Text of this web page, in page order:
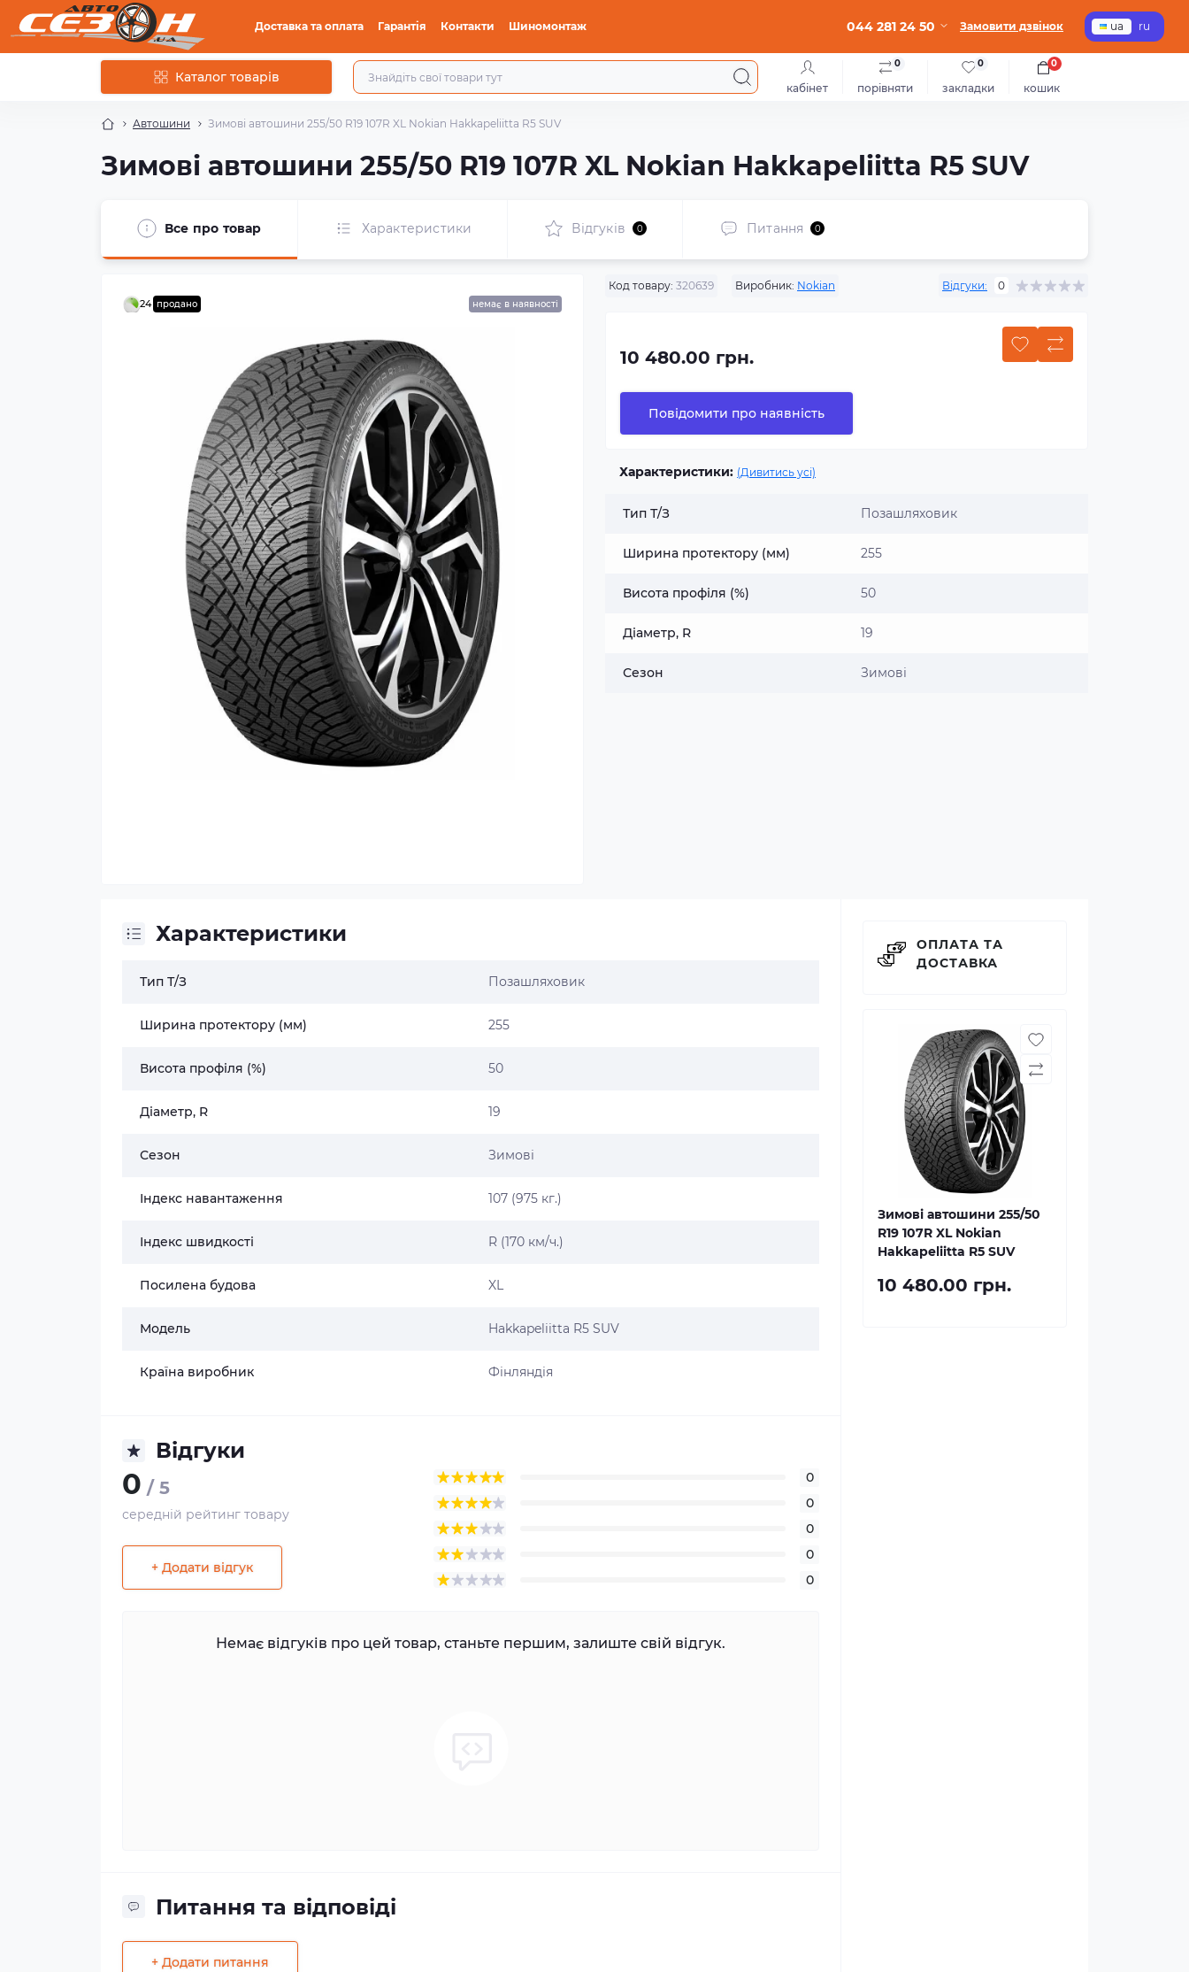
Доставка та оплата Гарантія Контакти Шиномонтаж 044 281 24 50 Замовити дзвінок ua ru
Каталог товарів
кабінет порівняти
0
закладки
0
кошик
0
Автошини Зимові автошини 255/50 R19 107R XL Nokian Hakkapeliitta R5 SUV
Зимові автошини 255/50 R19 107R XL Nokian Hakkapeliitta R5 SUV
Все про товар Характеристики Відгуків 0 Питання 0
24 продано немає в наявності
Код товару: 320639 Виробник: Nokian Відгуки: 0
10 480.00 грн.
Повідомити про наявність
Характеристики: (Дивитись усі)
Тип Т/З Позашляховик
Ширина протектору (мм) 255
Висота профіля (%) 50
Діаметр, R 19
Сезон Зимові
Характеристики
Тип Т/З Позашляховик
Ширина протектору (мм) 255
Висота профіля (%) 50
Діаметр, R 19
Сезон Зимові
Індекс навантаження 107 (975 кг.)
Індекс швидкості R (170 км/ч.)
Посилена будова XL
Модель Hakkapeliitta R5 SUV
Країна виробник Фінляндія
Відгуки
0 / 5
середній рейтинг товару
+ Додати відгук
0
0
0
0
0
Немає відгуків про цей товар, станьте першим, залиште свій відгук.
Питання та відповіді
+ Додати питання
ОПЛАТА ТА
ДОСТАВКА
Зимові автошини 255/50
R19 107R XL Nokian
Hakkapeliitta R5 SUV
10 480.00 грн.